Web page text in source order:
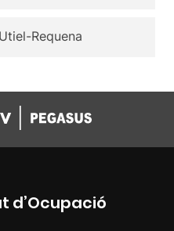
Requena
d’Ocupació